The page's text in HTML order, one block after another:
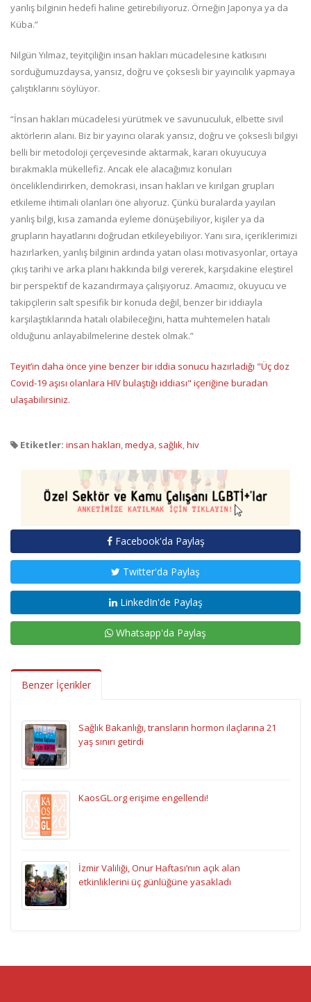
yanlış bilginin hedefi haline getirebiliyoruz. Örneğin Japonya ya da
Küba.”
Nilgün Yılmaz, teyitçiliğin insan hakları mücadelesine katkısını
sorduğumuzdaysa, yansız, doğru ve çoksesli bir yayıncılık yapmaya
çalıştıklarını söylüyor.
“İnsan hakları mücadelesi yürütmek ve savunuculuk, elbette sivil
aktörlerin alanı. Biz bir yayıncı olarak yansız, doğru ve çoksesli bilgiyi
belli bir metodoloji çerçevesinde aktarmak, kararı okuyucuya
bırakmakla mükellefiz. Ancak ele alacağımız konuları
önceliklendirirken, demokrasi, insan hakları ve kırılgan grupları
etkileme ihtimali olanları öne alıyoruz. Çünkü buralarda yayılan
yanlış bilgi, kısa zamanda eyleme dönüşebiliyor, kişiler ya da
grupların hayatlarını doğrudan etkileyebiliyor. Yanı sıra, içeriklerimizi
hazırlarken, yanlış bilginin ardında yatan olası motivasyonlar, ortaya
çıkış tarihi ve arka planı hakkında bilgi vererek, karşıdakine eleştirel
bir perspektif de kazandırmaya çalışıyoruz. Amacımız, okuyucu ve
takipçilerin salt spesifik bir konuda değil, benzer bir iddiayla
karşılaştıklarında hatalı olabileceğini, hatta muhtemelen hatalı
olduğunu anlayabilmelerine destek olmak.”
Teyit’in daha önce yine benzer bir iddia sonucu hazırladığı "Üç doz
Covid-19 aşısı olanlara HIV bulaştığı iddiası" içeriğine buradan
ulaşabilirsiniz.
Etiketler: insan hakları,medya, sağlık,hiv
Facebook'da Paylaş
Twitter'da Paylaş
LinkedIn'de Paylaş
Whatsapp'da Paylaş
Benzer İçerikler
Sağlık Bakanlığı, transların hormon ilaçlarına 21
yaş sınırı getirdi
KaosGL.org erişime engellendi!
İzmir Valiliği, Onur Haftası’nın açık alan
etkinliklerini üç günlüğüne yasakladı